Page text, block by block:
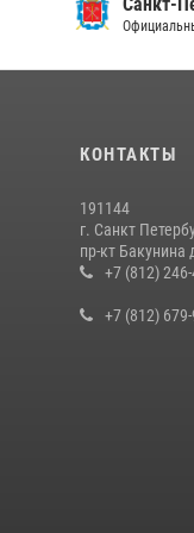
КОНТАКТЫ
191144
г. Санкт
пр-кт Бакунина
+7 (812)
+7 (812)